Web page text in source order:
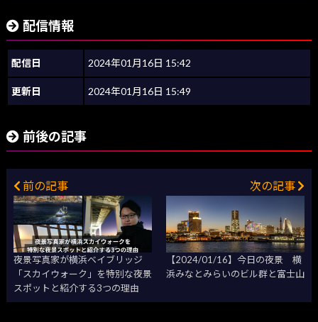
配信情報
配信日 2024年01月16日 15:42
更新日 2024年01月16日 15:49
前後の記事
前の記事
夜景写真家が横浜ベイブリッジ
「スカイウォーク」を特別な夜景
スポットと紹介する3つの理由
次の記事
【2024/01/16】今日の夜景 横
浜みなとみらいのビル群と富士山